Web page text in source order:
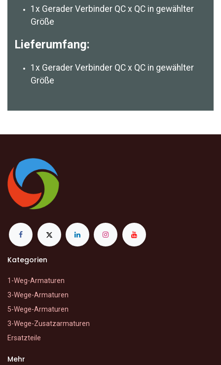
1x Gerader Verbinder QC x QC in gewählter
Größe
Lieferumfang:
1x Gerader Verbinder QC x QC in gewählter
Größe
Kategorien
1-Weg-Armaturen
3-Wege-Armaturen
5-Wege-Armaturen
3-Wege-Zusatzarmaturen
Ersatzteile
Mehr